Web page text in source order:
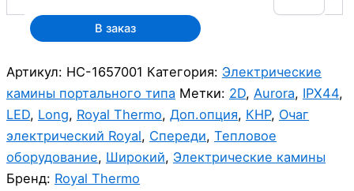
В заказ
Артикул: НС-1657001 Категория: Электрические
камины портального типа Метки: 2D, Aurora, IPX44,
LED, Long, Royal Thermo, Доп.опция, КНР, Очаг
электрический Royal, Спереди, Тепловое
оборудование, Широкий, Электрические камины
Бренд: Royal Thermo